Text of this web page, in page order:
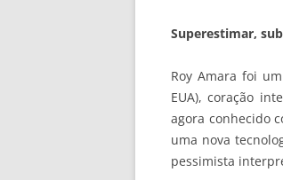
Superestimar,
Roy Amara foi
EUA), coração
agora conhecido
uma nova
pessimista